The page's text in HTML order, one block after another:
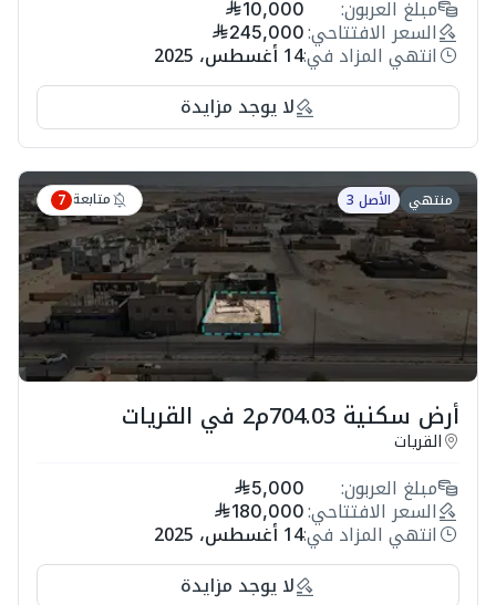
مبلغ العربون: 10,000
السعر الافتتاحي: 245,000
انتهي المزاد في:14 أغسطس، 2025
لا يوجد مزايدة
منتهي الأصل 3 متابعة 7
أرض سكنية 704.03م2 في القريات
القريات
مبلغ العربون: 5,000
السعر الافتتاحي: 180,000
انتهي المزاد في:14 أغسطس، 2025
لا يوجد مزايدة